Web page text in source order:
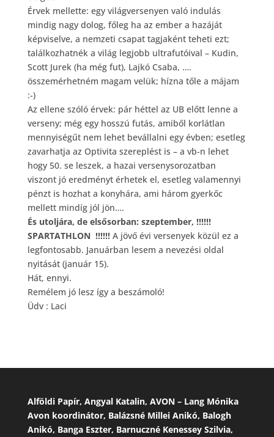
Érvek mellette: egy világversenyen való indulás
mindig nagy dolog, főleg ha az ember a hazáját
képviselve, a nemzeti csapat tagjaként teheti ezt;
találkozhatnék a világ legjobb ultrafutóival – Kudin,
Scott Jurek (ha még fut), Lajkó Csaba, ….
összemérhetném magam velük; hízna tőle a májam
:-)
Az ellene szóló érvek: pár héttel az UB előtt lenne a
verseny; még egy hosszú futás, amiből korlátlan
mennyiségűt nem lehet bevállalni egy évben; esetleg
zavarhatja az Optivita szereplést is – a vb-n lehet
hogy 50. se leszek, a hazai versenysorozatban
viszont jó eredményt érhetek el, esetleg valamennyi
pénzt is hozhat a konyhára, ami három gyerkőc
mellett mindíg jól jön….
És utoljára, de elsősorban: szeptember, !!!!!!
SPARTATHLON !!!!!!A jövő évi versenyek közül ez a
legfontosabb. Januárban lesem a nevezési oldal
nyitását (január 15).
Hát, ennyi.
Remélem jó lesz így a beszámoló!
Üdv : Laci
Alföldi Papír, Angyal Katalin, AVON – Lang Mónika
Avon koordinátor, Balázsné Millei Anikó, Balogh
Anikó, Banga Eszter, Barnuczné Kenessey Szilvia,